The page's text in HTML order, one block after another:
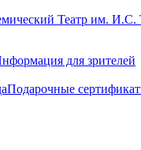
для зрителей
Подарочные